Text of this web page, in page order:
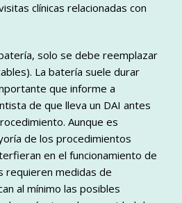
clínicas relacionadas con
solo se debe reemplazar
La batería suele durar
que informe a
de que lleva un DAI antes
Aunque es
de los procedimientos
en el funcionamiento de
requieren medidas de
al mínimo las posibles